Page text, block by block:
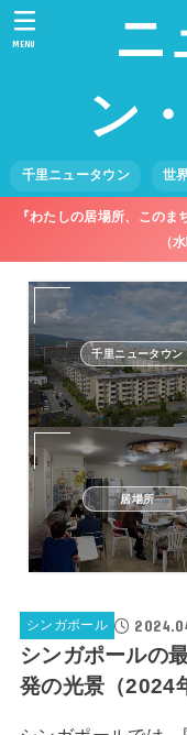
ニ
ン
千里ニュータウン 世
MENU
『わたしの居場所、このま
（
千里ニュータウン
居場所
シンガポール
シンガポールの
発の光景（2024